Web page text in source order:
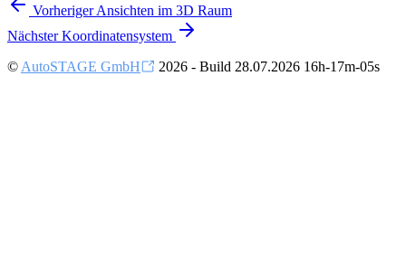
Vorheriger Ansichten im 3​D Raum
Nächster Koordinatensystem
© AutoSTAGE GmbH 2026 - Build 28.07.2026 16h-17m-05s